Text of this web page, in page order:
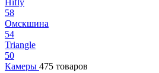
Hifly
58
Омскшина
54
Triangle
50
Камеры 475 товаров